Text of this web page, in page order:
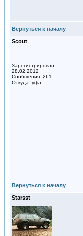
Вернуться к началу
Scout
Зарегистрирован:
28.02.2012
Сообщения: 261
Откуда: уфа
Вернуться к началу
Starsst